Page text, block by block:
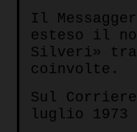
Il
esteso il
Silveri» tra
coinvolte.
Sul
luglio 1973